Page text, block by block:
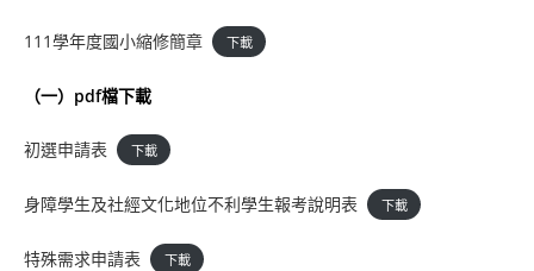
111學年度國小縮修簡章 下載
（一）pdf檔下載
初選申請表 下載
身障學生及社經文化地位不利學生報考說明表 下載
特殊需求申請表 下載